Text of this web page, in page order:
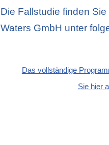
Die Fallstudie finden
Waters GmbH unter
Das vollständige
Sie hier